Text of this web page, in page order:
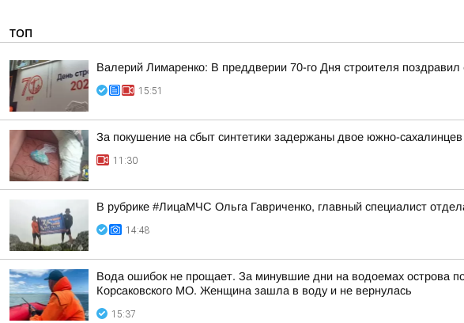
ТОП
Валерий Лимаренко: В преддверии 70-го Дня строителя
15:51
За покушение на сбыт синтетики задержаны двое южно-сахалинцев
11:30
В рубрике #ЛицаМЧС Ольга Гавриченко, главный специалист
14:48
Вода ошибок не прощает. За минувшие дни на водоемах острова
Корсаковского МО. Женщина зашла в воду и не вернулась
15:37